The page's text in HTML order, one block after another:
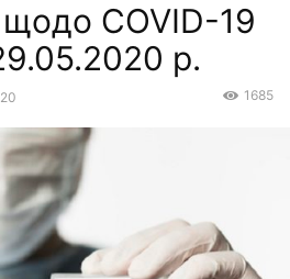
щодо COVID-19
р.
1685